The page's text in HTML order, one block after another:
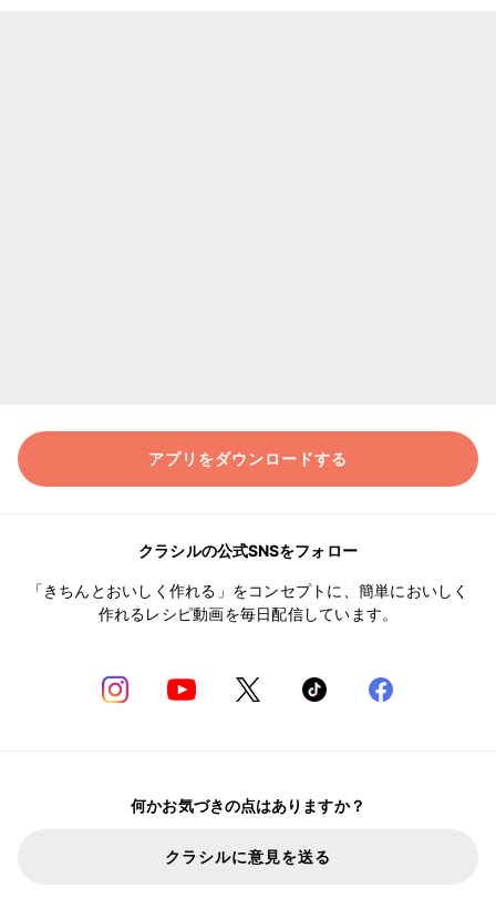
アプリをダウンロードする
クラシルの公式SNSをフォロー
「きちんとおいしく作れる」をコンセプトに、簡単においしく
作れるレシピ動画を毎日配信しています。
何かお気づきの点はありますか？
クラシルに意見を送る